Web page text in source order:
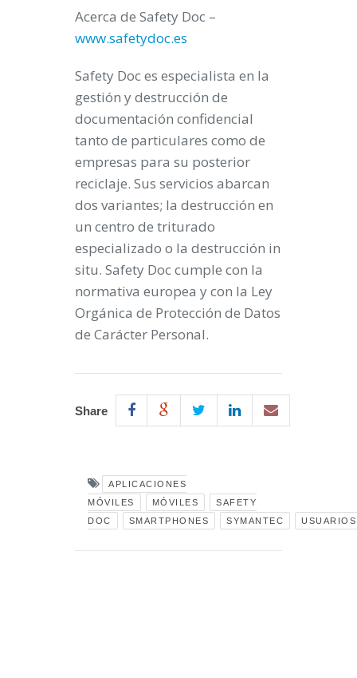
Acerca de Safety Doc –
www.safetydoc.es
Safety Doc es especialista en la
gestión y destrucción de
documentación confidencial
tanto de particulares como de
empresas para su posterior
reciclaje. Sus servicios abarcan
dos variantes; la destrucción en
un centro de triturado
especializado o la destrucción in
situ. Safety Doc cumple con la
normativa europea y con la Ley
Orgánica de Protección de Datos
de Carácter Personal.
Share
APLICACIONES
MÓVILES
MÓVILES
SAFETY
DOC
SMARTPHONES SYMANTEC USUARIOS